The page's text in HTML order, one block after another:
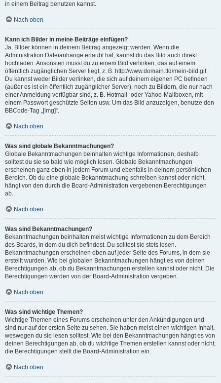
in einem Beitrag benutzen kannst.
Nach oben
Kann ich Bilder in meine Beiträge einfügen?
Ja, Bilder können in deinem Beitrag angezeigt werden. Wenn die
Administration Dateianhänge erlaubt hat, kannst du das Bild auch direkt
hochladen. Ansonsten musst du zu einem Bild verlinken, das auf einem
öffentlich zugänglichen Server liegt, z. B. http://www.domain.tld/mein-bild.gif.
Du kannst weder Bilder verlinken, die sich auf deinem eigenen PC befinden
(außer es ist ein öffentlich zugänglicher Server), noch zu Bildern, die nur nach
einer Anmeldung verfügbar sind, z. B. Hotmail- oder Yahoo-Mailboxen, mit
einem Passwort geschützte Seiten usw. Um das Bild anzuzeigen, benutze den
BBCode-Tag „[img]“.
Nach oben
Was sind globale Bekanntmachungen?
Globale Bekanntmachungen beinhalten wichtige Informationen, deshalb
solltest du sie so bald wie möglich lesen. Globale Bekanntmachungen
erscheinen ganz oben in jedem Forum und ebenfalls in deinem persönlichen
Bereich. Ob du eine globale Bekanntmachung schreiben kannst oder nicht,
hängt von den durch die Board-Administration vergebenen Berechtigungen
ab.
Nach oben
Was sind Bekanntmachungen?
Bekanntmachungen beinhalten meist wichtige Informationen zu dem Bereich
des Boards, in dem du dich befindest. Du solltest sie stets lesen.
Bekanntmachungen erscheinen oben auf jeder Seite des Forums, in dem sie
erstellt wurden. Wie bei globalen Bekanntmachungen hängt es von deinen
Berechtigungen ab, ob du Bekanntmachungen erstellen kannst oder nicht. Die
Berechtigungen werden von der Board-Administration vergeben.
Nach oben
Was sind wichtige Themen?
Wichtige Themen eines Forums erscheinen unter den Ankündigungen und
sind nur auf der ersten Seite zu sehen. Sie haben meist einen wichtigen Inhalt,
weswegen du sie lesen solltest. Wie bei den Bekanntmachungen hängt es von
deinen Berechtigungen ab, ob du wichtige Themen erstellen kannst oder nicht;
die Berechtigungen stellt die Board-Administration ein.
Nach oben